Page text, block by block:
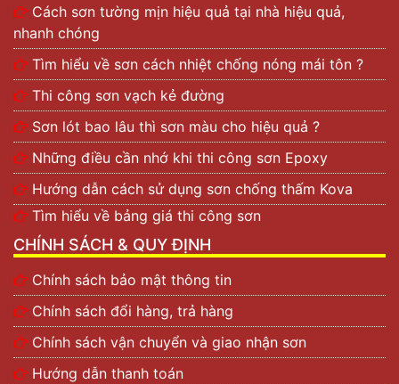
Cách sơn tường mịn hiệu quả tại nhà hiệu quả,
nhanh chóng
Tìm hiểu về sơn cách nhiệt chống nóng mái tôn ?
Thi công sơn vạch kẻ đường
Sơn lót bao lâu thì sơn màu cho hiệu quả ?
Những điều cần nhớ khi thi công sơn Epoxy
Hướng dẫn cách sử dụng sơn chống thấm Kova
Tìm hiểu về bảng giá thi công sơn
CHÍNH SÁCH & QUY ĐỊNH
Chính sách bảo mật thông tin
Chính sách đổi hàng, trả hàng
Chính sách vận chuyển và giao nhận sơn
Hướng dẫn thanh toán